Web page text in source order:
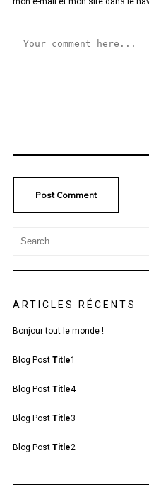
ARTICLES RÉCENTS
Bonjour tout le monde !
Blog Post Title1
Blog Post Title4
Blog Post Title3
Blog Post Title2